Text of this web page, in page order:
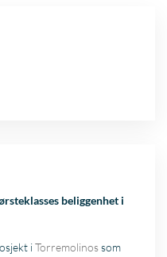
beliggenhet i
iTorremolinossom